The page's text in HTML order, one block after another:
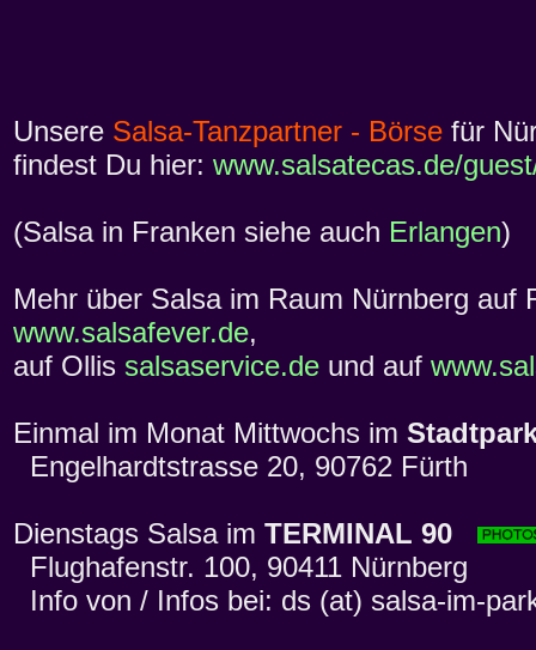
Unsere Salsa-Tanzpartner - Börse für
findest Du hier: www.salsatecas.de/
(Salsa in Franken siehe auch Erlangen)
Mehr über Salsa im Raum Nürnberg auf
www.salsafever.de,
auf Ollis salsaservice.de und auf
Einmal im Monat Mittwochs im
Engelhardtstrasse 20, 90762 Fürth
Dienstags Salsa im TERMINAL 90
Flughafenstr. 100, 90411 Nürnberg
Info von / Infos bei: ds (at) salsa-im-